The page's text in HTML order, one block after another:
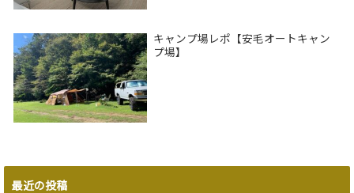
キャンプ場レポ【安毛オートキャン
プ場】
最近の投稿